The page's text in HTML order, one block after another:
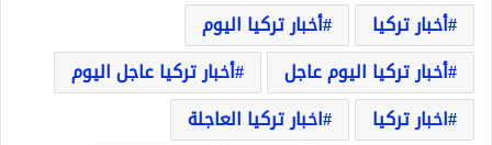
أخبار تركيا
أخبار تركيا اليوم
أخبار تركيا اليوم عاجل
أخبار تركيا عاجل اليوم
اخبار تركيا
اخبار تركيا العاجلة